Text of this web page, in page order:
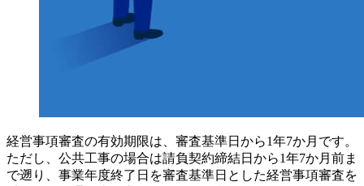
経営事項審査の有効期限は、審査基準日から1年7か月です。
ただし、公共工事の場合は請負契約締結日から1年7か月前ま
で遡り、事業年度終了日を審査基準日とした経営事項審査を